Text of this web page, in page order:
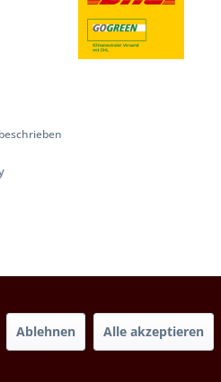
Ablehnen Alle akzeptieren